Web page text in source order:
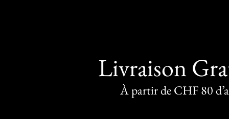
Livraison
À partir de CHF 80